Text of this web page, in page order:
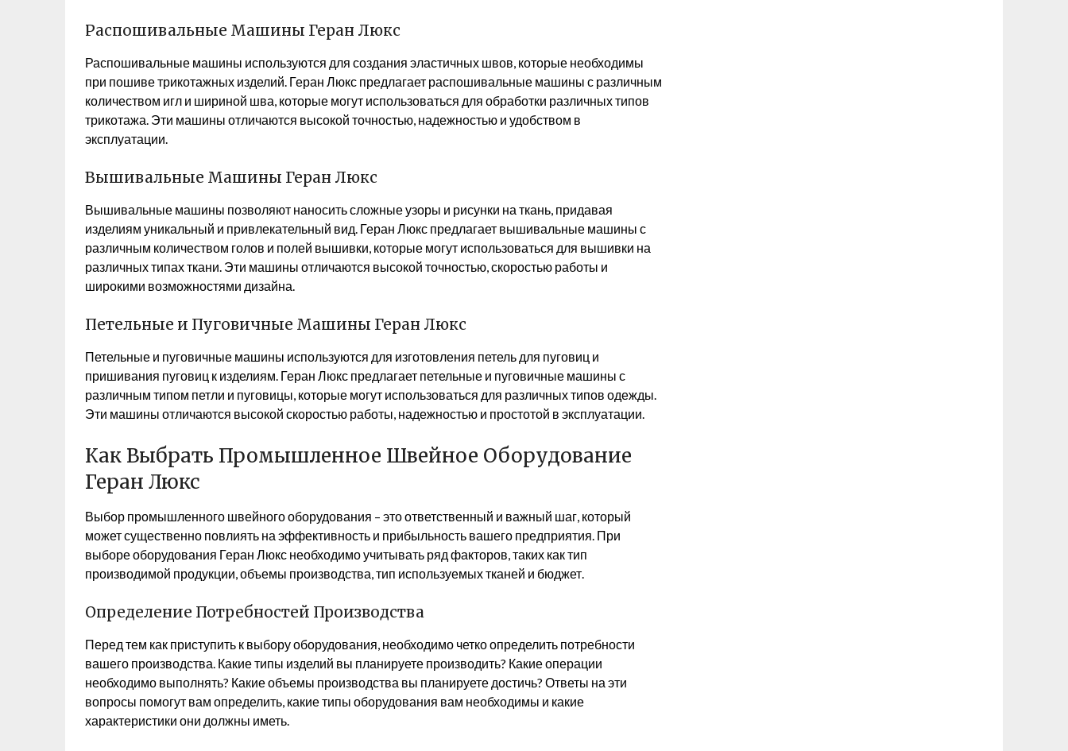
Распошивальные Машины Геран Люкс
Распошивальные машины используются для создания эластичных швов, которые необходимы
при пошиве трикотажных изделий. Геран Люкс предлагает распошивальные машины с различным
количеством игл и шириной шва, которые могут использоваться для обработки различных типов
трикотажа. Эти машины отличаются высокой точностью, надежностью и удобством в
эксплуатации.
Вышивальные Машины Геран Люкс
Вышивальные машины позволяют наносить сложные узоры и рисунки на ткань, придавая
изделиям уникальный и привлекательный вид. Геран Люкс предлагает вышивальные машины с
различным количеством голов и полей вышивки, которые могут использоваться для вышивки на
различных типах ткани. Эти машины отличаются высокой точностью, скоростью работы и
широкими возможностями дизайна.
Петельные и Пуговичные Машины Геран Люкс
Петельные и пуговичные машины используются для изготовления петель для пуговиц и
пришивания пуговиц к изделиям. Геран Люкс предлагает петельные и пуговичные машины с
различным типом петли и пуговицы, которые могут использоваться для различных типов одежды.
Эти машины отличаются высокой скоростью работы, надежностью и простотой в эксплуатации.
Как Выбрать Промышленное Швейное Оборудование
Геран Люкс
Выбор промышленного швейного оборудования – это ответственный и важный шаг, который
может существенно повлиять на эффективность и прибыльность вашего предприятия. При
выборе оборудования Геран Люкс необходимо учитывать ряд факторов, таких как тип
производимой продукции, объемы производства, тип используемых тканей и бюджет.
Определение Потребностей Производства
Перед тем как приступить к выбору оборудования, необходимо четко определить потребности
вашего производства. Какие типы изделий вы планируете производить? Какие операции
необходимо выполнять? Какие объемы производства вы планируете достичь? Ответы на эти
вопросы помогут вам определить, какие типы оборудования вам необходимы и какие
характеристики они должны иметь.